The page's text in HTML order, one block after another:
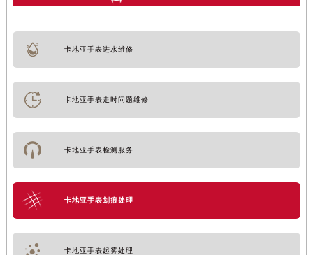
卡地亚手表进水维修
卡地亚手表走时问题维修
卡地亚手表检测服务
卡地亚手表划痕处理
卡地亚手表起雾处理